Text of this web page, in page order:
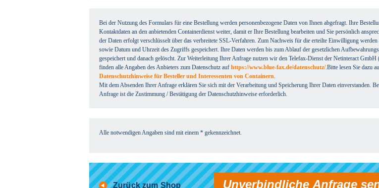
Bei der Nutzung des Formulars für eine Bestellung werden personenbezogene Daten von Ihnen abgefragt. Ihre
Kontaktdaten an den anbietenden Containerdienst weiter, damit er Ihre Bestellung bearbeiten und Sie persönlich
der Daten erfolgt verschlüsselt über das verbreitete SSL-Verfahren. Zum Nachweis für die erteilte Einwilligung
sowie Datum und Uhrzeit des Zugriffs gespeichert. Ihre Daten werden bis zum Ablauf der gesetzlichen
gespeichert und danach gelöscht. Zur Weiterleitung Ihrer Anfrage nutzen wir den Telefax-Dienst der Netinteract
finden alle Angaben des Anbieters zum Datenschutz auf https://www.blue-fax.de/datenschutz/.Bitte lesen Sie dazu
Datenschutzhinweise für Besteller und Interessenten von Containern.
Mit dem Absenden Ihrer Anfrage erklären Sie sich mit der Verarbeitung und Speicherung Ihrer Daten einverstanden.
Anfrage ist die Zustimmung / Bestätigung der Datenschutzhinweise erforderlich.
Alle notwendigen Angaben sind mit einem * gekennzeichnet.
Zurück zum Shop Unverbindliche Anfrage